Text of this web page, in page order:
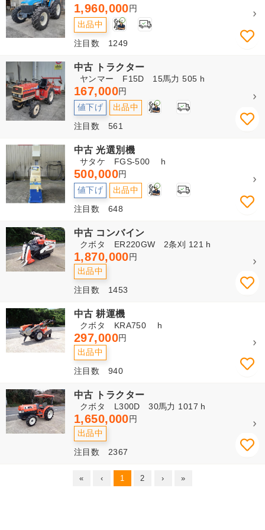
1,960,000円
出品中 2
注目数 1249
中古 トラクター
ヤンマー F15D 15馬力 505 h
167,000円
値下げ 出品中 2
注目数 561
中古 光選別機
サタケ FGS-500 h
500,000円
値下げ 出品中 2
注目数 648
中古 コンバイン
クボタ ER220GW 2条刈 121 h
1,870,000円
出品中
注目数 1453
中古 耕運機
クボタ KRA750 h
297,000円
出品中
注目数 940
中古 トラクター
クボタ L300D 30馬力 1017 h
1,650,000円
出品中
注目数 2367
« ‹ 1 2 › »